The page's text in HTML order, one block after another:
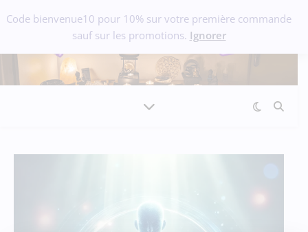
Code bienvenue10 pour 10% sur votre première commande
sauf sur les promotions. Ignorer